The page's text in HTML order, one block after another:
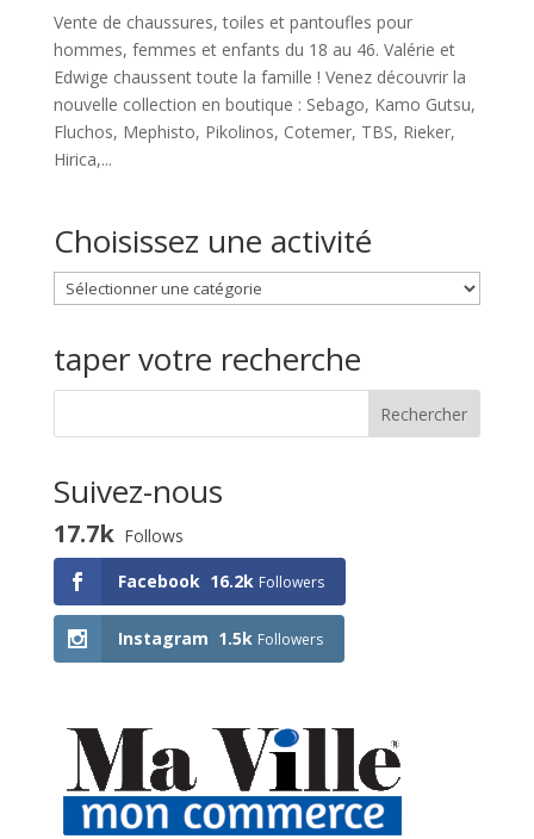
Vente de chaussures, toiles et pantoufles pour
hommes, femmes et enfants du 18 au 46. Valérie et
Edwige chaussent toute la famille ! Venez découvrir la
nouvelle collection en boutique : Sebago, Kamo Gutsu,
Fluchos, Mephisto, Pikolinos, Cotemer, TBS, Rieker,
Hirica,...
Choisissez une activité
Choisissez
une
taper votre recherche
Suivez-nous
17.7k Follows
Facebook 16.2k Followers
Instagram 1.5k Followers